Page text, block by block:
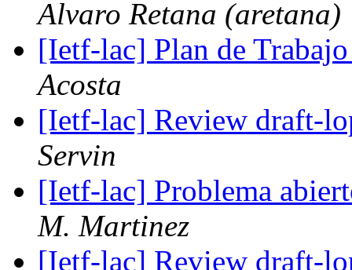
Alvaro Retana (aretana)
[Ietf-lac] Plan de
Acosta
[Ietf-lac] Review draft-
Servin
[Ietf-lac] Problema
M. Martinez
[Ietf-lac] Review draft-